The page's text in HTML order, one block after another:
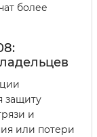
более
защиту
и
или потери